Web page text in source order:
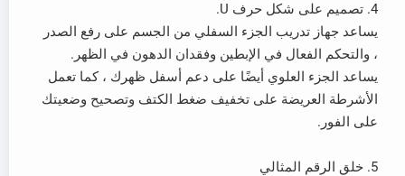
4. تصميم على شكل حرف U.
يساعد جهاز تدريب الجزء السفلي من الجسم على رفع الصدر
، والتحكم الفعال في الإبطين وفقدان الدهون في الظهر.
يساعد الجزء العلوي أيضًا على دعم أسفل ظهرك ، كما تعمل
الأشرطة العريضة على تخفيف ضغط الكتف وتصحيح وضعيتك
على الفور.
5. خلق الرقم المثالي